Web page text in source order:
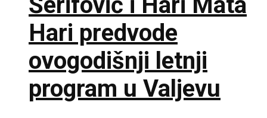
Hari predvode
ovogodišnji letnji
program u Valjevu